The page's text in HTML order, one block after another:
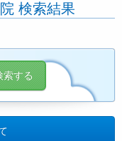
検索結果
する